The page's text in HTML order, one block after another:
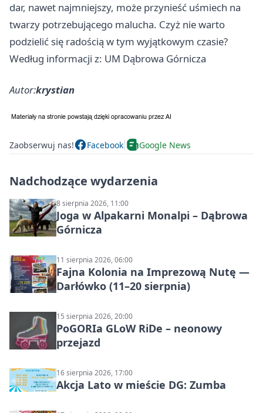
dar, nawet najmniejszy, może przynieść uśmiech na
twarzy potrzebującego malucha. Czyż nie warto
podzielić się radością w tym wyjątkowym czasie?
Według informacji z: UM Dąbrowa Górnicza
Autor:krystian
Zaobserwuj nas! Facebook Google News
Nadchodzące wydarzenia
8 sierpnia 2026, 11:00
Joga w Alpakarni Monalpi – Dąbrowa
Górnicza
11 sierpnia 2026, 06:00
Fajna Kolonia na Imprezową Nutę —
Darłówko (11–20 sierpnia)
15 sierpnia 2026, 20:00
PoGORIa GLoW RiDe – neonowy
przejazd
16 sierpnia 2026, 17:00
Akcja Lato w mieście DG: Zumba